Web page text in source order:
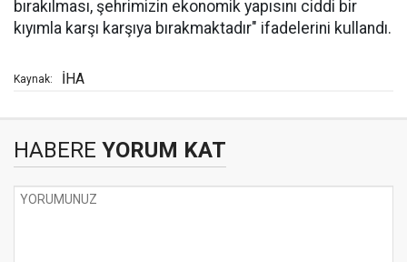
bırakılması, şehrimizin ekonomik yapısını ciddi bir
kıyımla karşı karşıya bırakmaktadır" ifadelerini kullandı.
Kaynak: İHA
HABERE YORUM KAT